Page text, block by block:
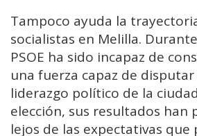
Tampoco ayuda la
socialistas en Melilla.
PSOE ha sido incapaz de
una fuerza capaz de
liderazgo político de la
elección, sus resultados han
lejos de las expectativas